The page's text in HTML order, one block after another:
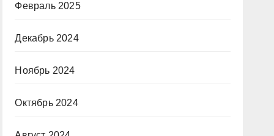
Февраль 2025
Декабрь 2024
Ноябрь 2024
Октябрь 2024